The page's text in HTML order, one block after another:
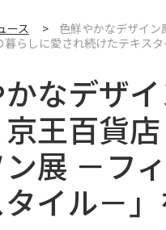
ース >
色鮮やかなデザイ
暮らしに愛され続けたテキス
なデザ
王百貨店
ン展 －フ
イル－